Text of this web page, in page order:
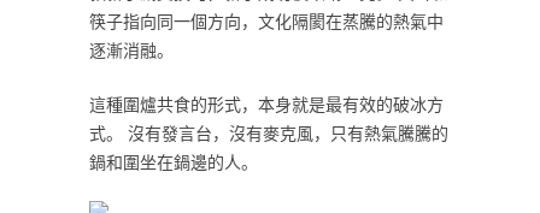
筷子指向同一個方向，文化隔閡在蒸騰的熱氣中
逐漸消融。
這種圍爐共食的形式，本身就是最有效的破冰方
式。 沒有發言台，沒有麥克風，只有熱氣騰騰的
鍋和圍坐在鍋邊的人。